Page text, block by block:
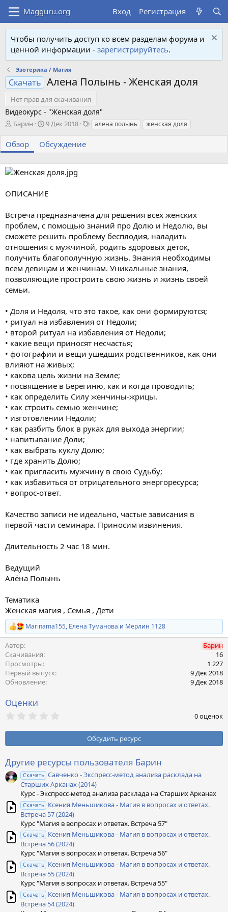
Вход Регистрация
Чтобы получить доступ ко всем разделам форума и
ценной информации - зарегистрируйтесь.
Эзотерика / Магия
Скачать Алена Полынь - Женская доля
Нет прав для скачивания
Видеокурс - "Женская доля"
А
т
о
Барин
Д
т
а
о
з
а
и
я
9 Дек 2018
Т
и
алена полынь женская доля
Обзор Обсуждение
ОПИСАНИЕ
Встреча предназначена для решения всех женских
проблем, с помощью знаний про Долю и Недолю, вы
сможете решить проблему бесплодия, наладить
отношения с мужчиной, родить здоровых деток,
получить благополучную жизнь. Знания необходимы
всем девицам и женчинам. Уникальные знания,
позволяющие простроить свою жизнь и жизнь своей
семьи.
• Доля и Недоля, что это такое, как они формируются;
• ритуал на избавления от Недоли;
• второй ритуал на избавления от Недоли;
• какие вещи приносят несчастья;
• фотографии и вещи ушедших родственников, как они
влияют на живых;
• какова цель жизни на Земле;
• посвящение в Берегиню, как и когда проводить;
• как определить Силу женчины-жрицы.
• как строить семью женчине;
• изготовлении Недоли;
• как разбить блок в руках для выхода энергии;
• напитывание Доли;
• как выбрать куклу Долю;
• где хранить Долю;
• как пригласить мужчину в свою Судьбу;
• как избавиться от отрицательного энергоресурса;
• вопрос-ответ.
Качество записи не идеально, частые зависания в
первой части семинара. Приносим извинения.
Длительность 2 час 18 мин.
Ведущий
Алёна Полынь
Тематика
Женская магия , Семья , Дети
Р
е
а
к
ц
и
и
:
Marinama155, Елена Туманова и Мерлин 1128
Автор
Барин
Скачивания
16
Просмотры
1 227
Первый выпуск
9 Дек 2018
Обновление
9 Дек 2018
Оценки
0
з
ё
з
д
0 оценок
Обсудить ресурс
Другие ресурсы пользователя Барин
Скачать Савченко - Экспресс-метод анализа расклада на
Старших Арканах (2014)
Курс - Экспресс-метод анализа расклада на Старших Арканах
Скачать Ксения Меньшикова - Магия в вопросах и ответах.
Встреча 57 (2024)
Курс "Магия в вопросах и ответах. Встреча 57"
Скачать Ксения Меньшикова - Магия в вопросах и ответах.
Встреча 56 (2024)
Курс "Магия в вопросах и ответах. Встреча 56"
Скачать Ксения Меньшикова - Магия в вопросах и ответах.
Встреча 55 (2024)
Курс "Магия в вопросах и ответах. Встреча 55"
Скачать Ксения Меньшикова - Магия в вопросах и ответах.
Встреча 54 (2024)